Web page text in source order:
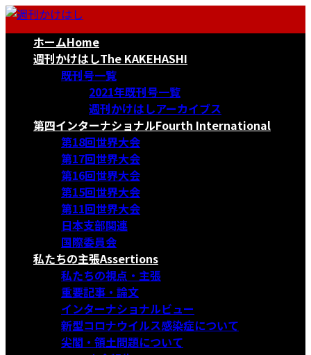
コ
ナ
ホームHome
週刊かけはしThe KAKEHASHI
既刊号一覧
2021年既刊号一覧
週刊かけはしアーカイブス
第四インターナショナルFourth International
第18回世界大会
第17回世界大会
第16回世界大会
第15回世界大会
第11回世界大会
日本支部関連
国際委員会
私たちの主張Assertions
私たちの視点・主張
重要記事・論文
インターナショナルビュー
新型コロナウイルス感染症について
尖閣・領土問題について